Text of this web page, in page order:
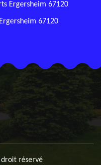
Ergersheim 67120
67120
réservé